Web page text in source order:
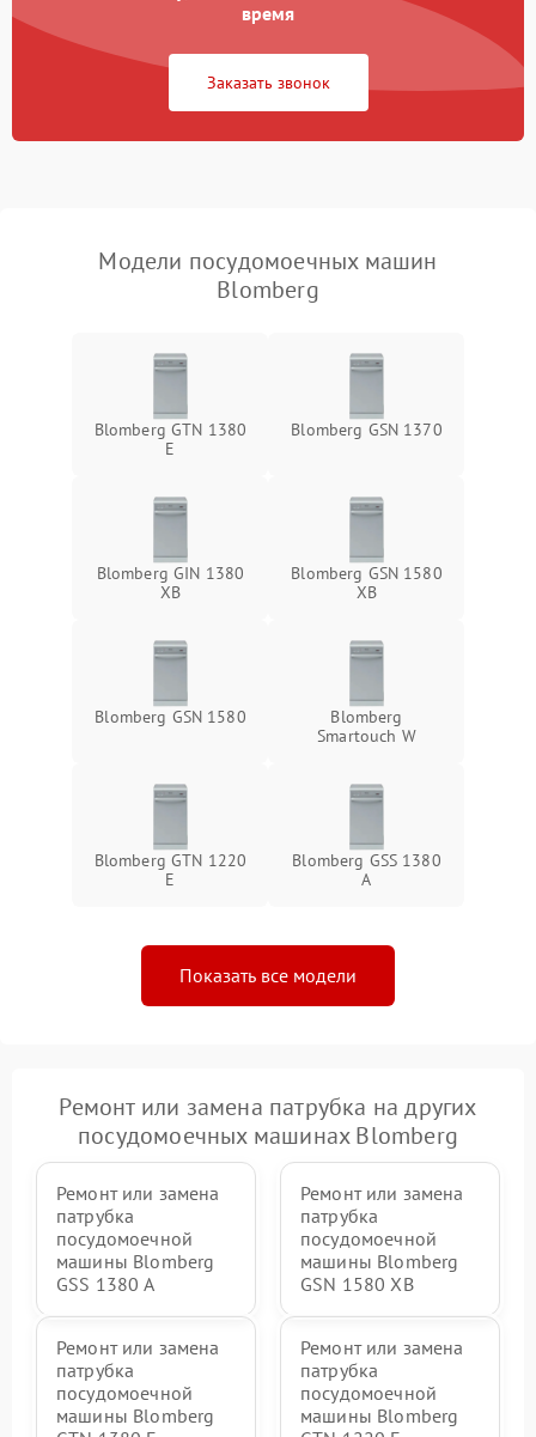
Сбои в работе таймера 1700 ₽
время
Заказать звонок
Модели посудомоечных машин
Blomberg
Blomberg GTN 1380
E
Blomberg GSN 1370
Blomberg GIN 1380
XB
Blomberg GSN 1580
XB
Blomberg GSN 1580
Blomberg
Smartouch W
Blomberg GTN 1220
E
Blomberg GSS 1380
А
Показать все модели
Ремонт или замена патрубка на других
посудомоечных машинах Blomberg
Ремонт или замена
патрубка
посудомоечной
машины Blomberg
GSS 1380 А
Ремонт или замена
патрубка
посудомоечной
машины Blomberg
GSN 1580 XB
Ремонт или замена
патрубка
посудомоечной
машины Blomberg
Ремонт или замена
патрубка
посудомоечной
машины Blomberg